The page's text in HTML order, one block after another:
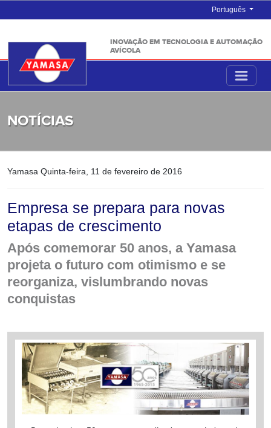
Português
INOVAÇÃO EM TECNOLOGIA E AUTOMAÇÃO
AVÍCOLA
NOTÍCIAS
Yamasa Quinta-feira, 11 de fevereiro de 2016
Empresa se prepara para novas
etapas de crescimento
Após comemorar 50 anos, a Yamasa
projeta o futuro com otimismo e se
reorganiza, vislumbrando novas
conquistas